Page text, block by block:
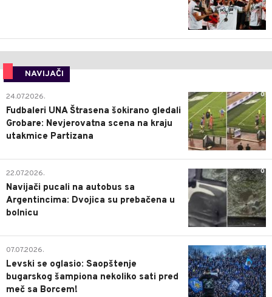
NAVIJAČI
0
24.07.2026.
Fudbaleri UNA Štrasena šokirano gledali
Grobare: Nevjerovatna scena na kraju
utakmice Partizana
0
22.07.2026.
Navijači pucali na autobus sa
Argentincima: Dvojica su prebačena u
bolnicu
1
07.07.2026.
Levski se oglasio: Saopštenje
bugarskog šampiona nekoliko sati pred
meč sa Borcem!